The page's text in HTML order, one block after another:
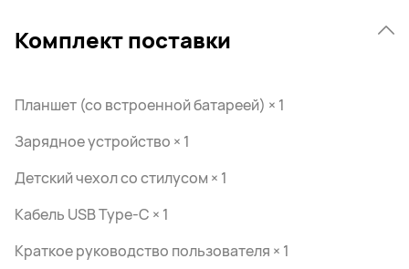
Комплект поставки
Планшет (со встроенной батареей) × 1
Зарядное устройство × 1
Детский чехол со стилусом × 1
Кабель USB Type-C × 1
Краткое руководство пользователя × 1